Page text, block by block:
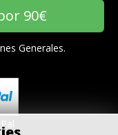
90€
Generales.